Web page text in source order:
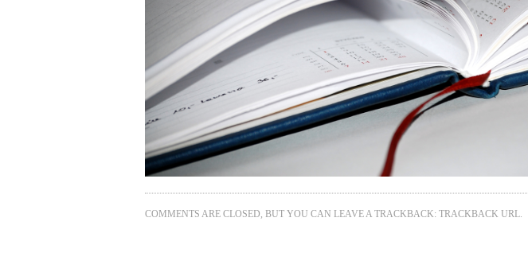
COMMENTS ARE CLOSED, BUT YOU CAN LEAVE A TRACKBACK: TRACKBACK URL